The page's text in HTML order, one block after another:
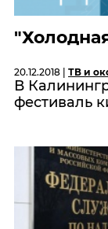
20.12.2018 | ТВ и
В
фестиваль